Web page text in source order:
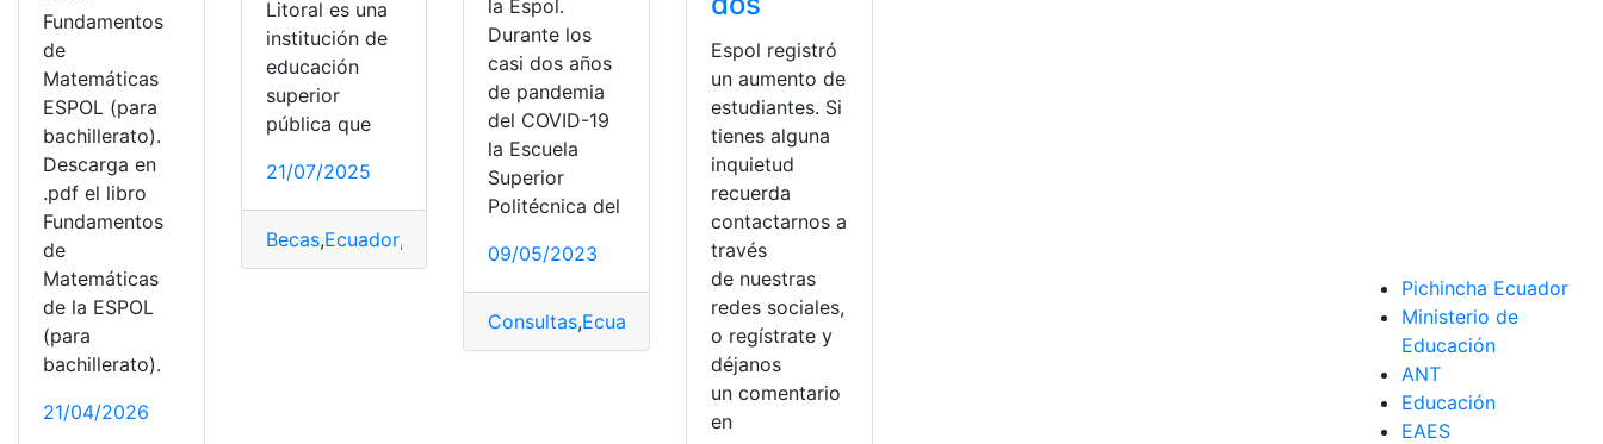
Fundamentos
de
Matemáticas
ESPOL (para
bachillerato).
Descarga en
.pdf el libro
Fundamentos
de
Matemáticas
de la ESPOL
(para
bachillerato).
21/04/2026
Litoral es una
institución de
educación
superior
pública que
21/07/2025
Becas,Ecuador, Programa de Becas
la Espol.
Durante los
casi dos años
de pandemia
del COVID-19
la Escuela
Superior
Politécnica del
09/05/2023
Consultas,Ecuador ESPOL
Espol registró
un aumento de
estudiantes. Si
tienes alguna
inquietud
recuerda
contactarnos a
través
de nuestras
redes sociales,
o regístrate y
déjanos
un comentario
en
Pichincha Ecuador
Ministerio de
Educación
ANT
Educación
EAES